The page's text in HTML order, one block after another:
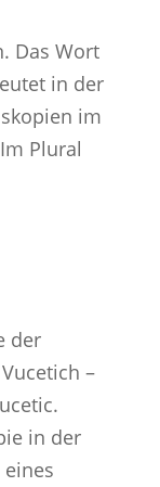
Das Wort
in der
im
Plural
der
–
in der